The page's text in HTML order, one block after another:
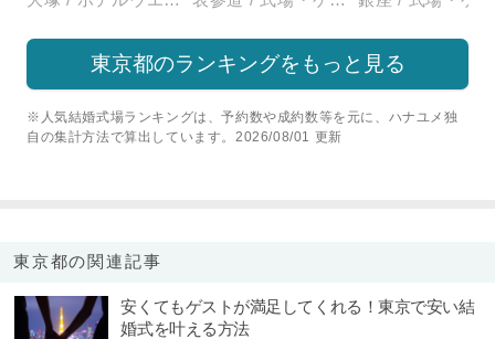
東京都のランキングをもっと見る
※人気結婚式場ランキングは、予約数や成約数等を元に、ハナユメ独
自の集計方法で算出しています。2026/08/01 更新
東京都の関連記事
安くてもゲストが満足してくれる！東京で安い結
婚式を叶える方法